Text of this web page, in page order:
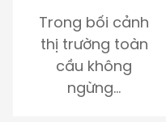
Trong bối cảnh
thị trường toàn
cầu không
ngừng…